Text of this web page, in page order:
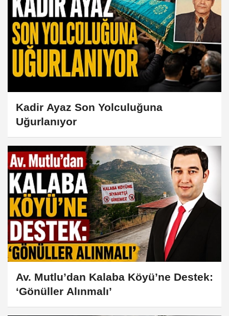
Kadir Ayaz Son Yolculuğuna
Uğurlanıyor
Av. Mutlu’dan Kalaba Köyü’ne Destek:
‘Gönüller Alınmalı’